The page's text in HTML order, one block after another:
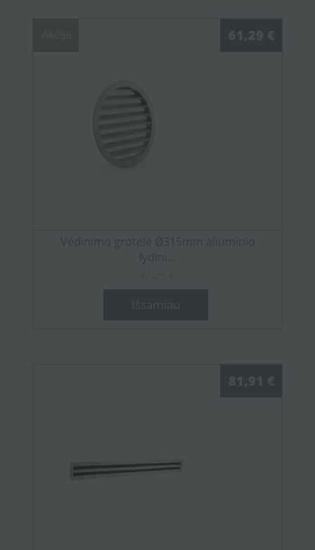
61,29 €
Vėdinimo grotelė Ø315mm aliuminio
lydini...
Išsamiau
81,91 €